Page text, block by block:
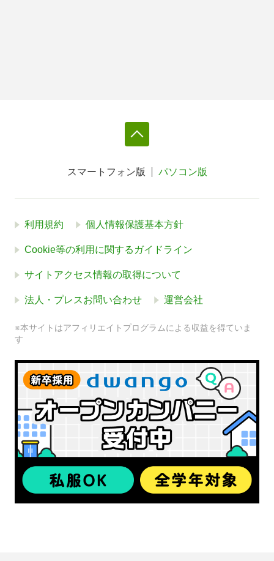
スマートフォン版 パソコン版
利用規約 個人情報保護基本方針
Cookie等の利用に関するガイドライン
サイトアクセス情報の取得について
法人・プレスお問い合わせ 運営会社
※本サイトはアフィリエイトプログラムによる収益を得ていま
す